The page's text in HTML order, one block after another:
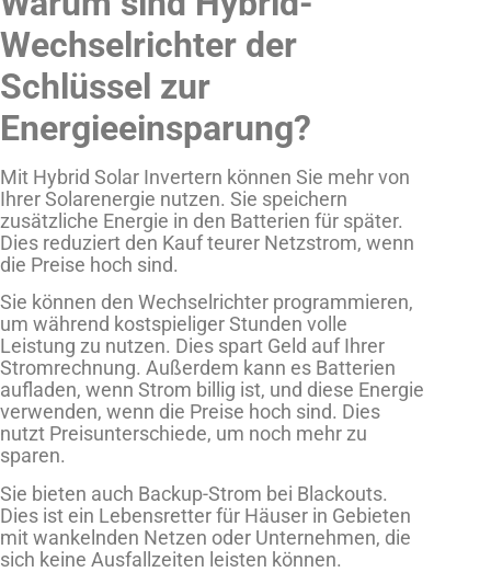
Wechselrichter der
Schlüssel zur
Energieeinsparung?
Mit Hybrid Solar Invertern können Sie mehr von
Ihrer Solarenergie nutzen. Sie speichern
zusätzliche Energie in den Batterien für später.
Dies reduziert den Kauf teurer Netzstrom, wenn
die Preise hoch sind.
Sie können den Wechselrichter programmieren,
um während kostspieliger Stunden volle
Leistung zu nutzen. Dies spart Geld auf Ihrer
Stromrechnung. Außerdem kann es Batterien
aufladen, wenn Strom billig ist, und diese Energie
verwenden, wenn die Preise hoch sind. Dies
nutzt Preisunterschiede, um noch mehr zu
sparen.
Sie bieten auch Backup-Strom bei Blackouts.
Dies ist ein Lebensretter für Häuser in Gebieten
mit wankelnden Netzen oder Unternehmen, die
sich keine Ausfallzeiten leisten können.